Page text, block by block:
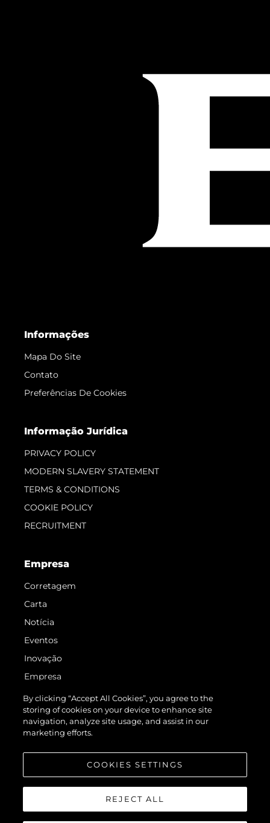
Informações
Mapa Do Site
Contato
Preferências De Cookies
Informação Jurídica
PRIVACY POLICY
MODERN SLAVERY STATEMENT
TERMS & CONDITIONS
COOKIE POLICY
RECRUITMENT
Empresa
Corretagem
Carta
Notícia
Eventos
Inovação
Empresa
Equipe
Estilo De Vida
Herança
By clicking “Accept All Cookies”, you agree to the
storing of cookies on your device to enhance site
navigation, analyze site usage, and assist in our
marketing efforts.
COOKIES SETTINGS
REJECT ALL